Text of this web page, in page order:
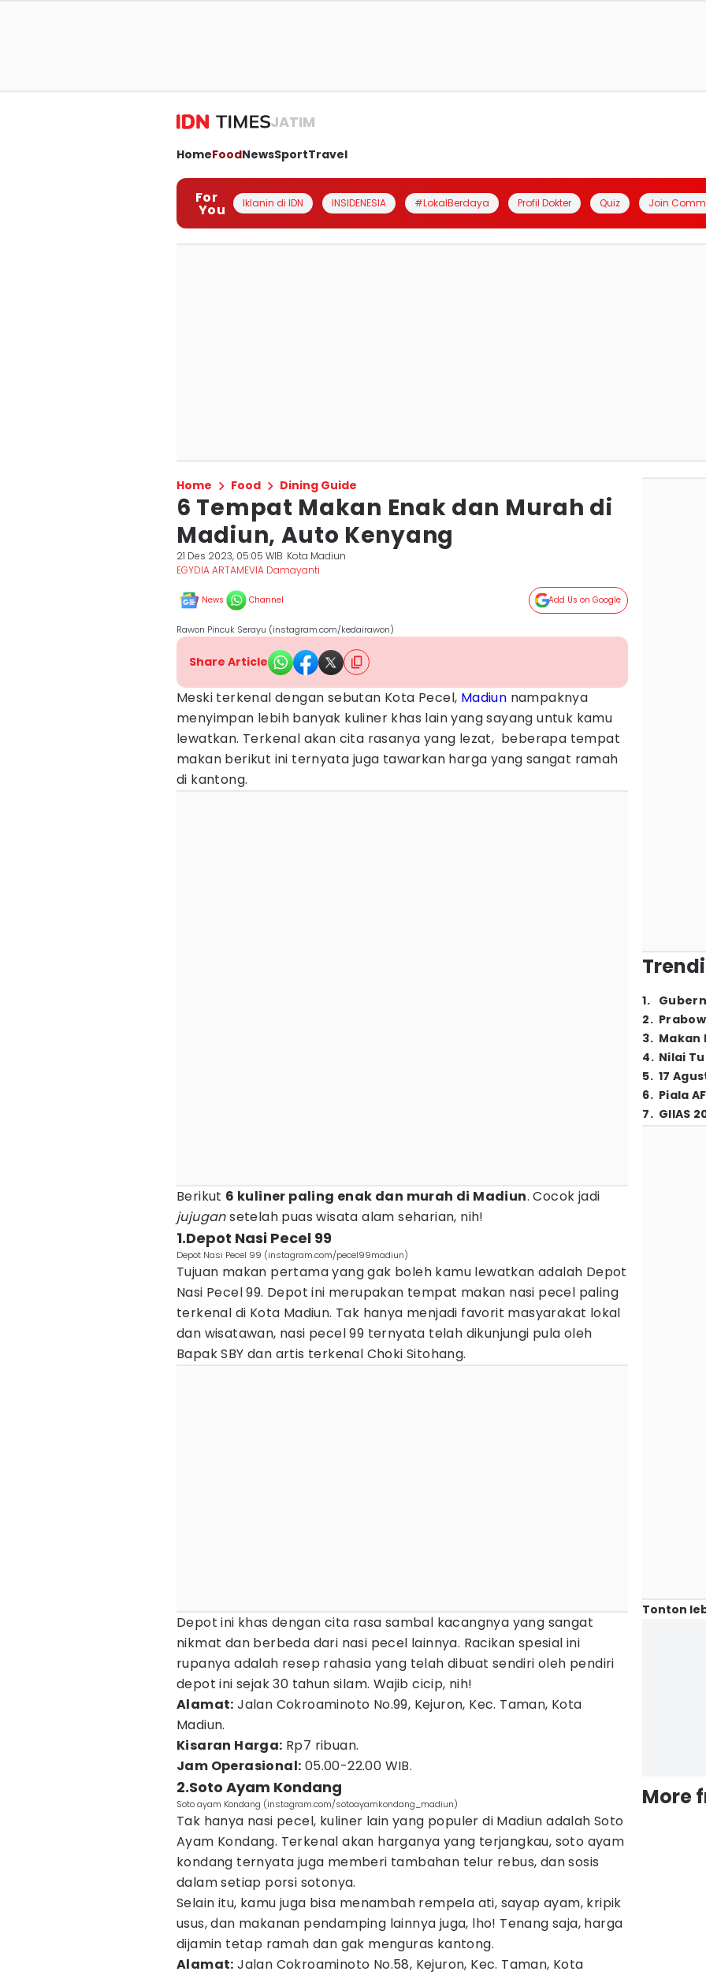
JATIM
HomeFoodNewsSportTravel
For
You Iklanin di IDN INSIDENESIA #LokalBerdaya Profil Dokter Quiz Join
Home Food Dining Guide
6 Tempat Makan Enak dan Murah di
Madiun, Auto Kenyang
21 Des 2023, 05:05 WIB Kota Madiun
EGYDIA ARTAMEVIA Damayanti
News Channel Add Us on Google
Rawon Pincuk Serayu (instagram.com/kedairawon)
Share Article
Meski terkenal dengan sebutan Kota Pecel, Madiun nampaknya
menyimpan lebih banyak kuliner khas lain yang sayang untuk kamu
lewatkan. Terkenal akan cita rasanya yang lezat, beberapa tempat
makan berikut ini ternyata juga tawarkan harga yang sangat ramah
di kantong.
Berikut 6 kuliner paling enak dan murah di Madiun. Cocok jadi
jujugansetelah puas wisata alam seharian, nih!
1.Depot Nasi Pecel 99
Depot Nasi Pecel 99 (instagram.com/pecel99madiun)
Tujuan makan pertama yang gak boleh kamu lewatkan adalah Depot
Nasi Pecel 99. Depot ini merupakan tempat makan nasi pecel paling
terkenal di Kota Madiun. Tak hanya menjadi favorit masyarakat lokal
dan wisatawan, nasi pecel 99 ternyata telah dikunjungi pula oleh
Bapak SBY dan artis terkenal Choki Sitohang.
Depot ini khas dengan cita rasa sambal kacangnya yang sangat
nikmat dan berbeda dari nasi pecel lainnya. Racikan spesial ini
rupanya adalah resep rahasia yang telah dibuat sendiri oleh pendiri
depot ini sejak 30 tahun silam. Wajib cicip, nih!
Alamat: Jalan Cokroaminoto No.99, Kejuron, Kec. Taman, Kota
Madiun.
Kisaran Harga: Rp7 ribuan.
Jam Operasional: 05.00-22.00 WIB.
2.Soto Ayam Kondang
Soto ayam Kondang (instagram.com/sotoayamkondang_madiun)
Tak hanya nasi pecel, kuliner lain yang populer di Madiun adalah Soto
Ayam Kondang. Terkenal akan harganya yang terjangkau, soto ayam
kondang ternyata juga memberi tambahan telur rebus, dan sosis
dalam setiap porsi sotonya.
Selain itu, kamu juga bisa menambah rempela ati, sayap ayam, kripik
usus, dan makanan pendamping lainnya juga, lho! Tenang saja, harga
dijamin tetap ramah dan gak menguras kantong.
Alamat: Jalan Cokroaminoto No.58, Kejuron, Kec. Taman, Kota
1.
2.
3. Makan
4. Nilai
5. 17
6. Piala
7. GIIAS
Tonton
More